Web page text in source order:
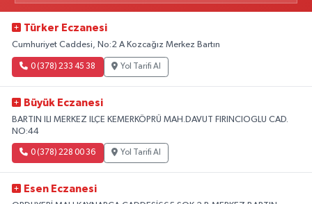
Türker Eczanesi
Cumhuriyet Caddesi, No:2 A Kozcağız Merkez Bartın
0 (378) 233 45 38 Yol Tarifi Al
Büyük Eczanesi
BARTIN ILI MERKEZ ILÇE KEMERKÖPRÜ MAH.DAVUT FIRINCIOGLU CAD.
NO:44
0 (378) 228 00 36 Yol Tarifi Al
Esen Eczanesi